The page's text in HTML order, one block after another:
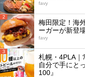
favy
2
梅田限定！海
ーガーが新登
favy
3
札幌・4PLA｜
自分で手にと
100』